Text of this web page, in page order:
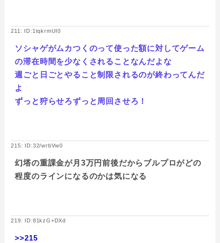
211: ID:1tqkrmUI0
ソシャゲがムカつくのって使った額に対してゲーム
の滞在時間を少なくされることなんだよな
週ごと日ごとやること制限されるのが終わってんだ
よ
ずっと狩らせろずっと周回させろ！
215: ID:32/wrbVw0
幻塔の重課金が月3万円前後だからブルプロがどの
程度のラインになるのかは気になる
219: ID:81kzG+DXd
>>215